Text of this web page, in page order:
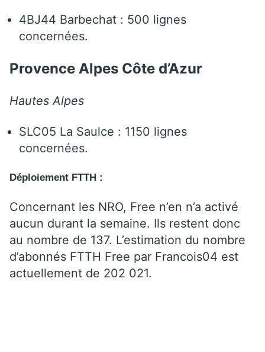
4BJ44 Barbechat : 500 lignes
concernées.
Provence Alpes Côte d’Azur
Hautes Alpes
SLC05 La Saulce : 1150 lignes
concernées.
Déploiement FTTH :
Concernant les NRO, Free n’en n’a activé
aucun durant la semaine. Ils restent donc
au nombre de 137. L’estimation du nombre
d’abonnés FTTH Free par Francois04 est
actuellement de 202 021.